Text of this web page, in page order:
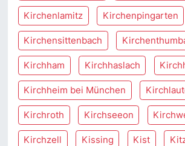
Kirchenlamitz Kirchenpingarten
Kirchensittenbach
Kirchham Kirchhaslach
Kirchheim bei München
Kirchroth Kirchseeon
Kirchzell Kissing Kist